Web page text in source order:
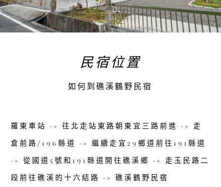
民宿位置
如何到礁溪鶴野民宿
羅東車站 -> 往北走站東路朝東宜三路前進 -> 走
倉前路/196縣道 -> 繼續走宜29鄉道前往191縣道
-> 從國道5號和191縣道開往礁溪鄉 -> 走玉民路二
段前往礁溪的十六結路 -> 礁溪鶴野民宿